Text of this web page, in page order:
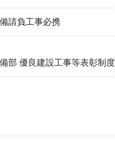
請負工事必携
部 優良建設工事等表彰制度